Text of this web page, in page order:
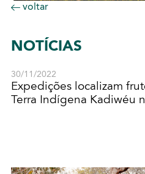
voltar
NOTÍCIAS
30/11/2022
Expedições localizam
Terra Indígena Kadiwéu